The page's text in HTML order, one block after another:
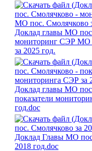
Доклад главы МО
мониторинг СЭР МО
за 2025 год.
Доклад главы МО
показатели
год.doc
Доклад Главы МО
2018 год.doc